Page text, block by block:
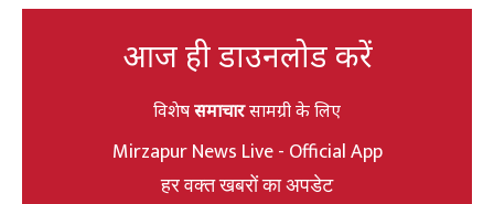
आज ही डाउनलोड करें
विशेषसमाचारसामग्री के लिए
Mirzapur News Live - Official App
हर वक्त खबरों का अपडेट